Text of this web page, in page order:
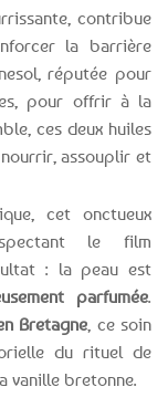
contribue
la barrière
réputée pour
pour offrir à la
ces deux huiles
assouplir et
cet onctueux
le film
: la peau est
parfumée.
Bretagne, ce soin
du rituel de
vanille bretonne.